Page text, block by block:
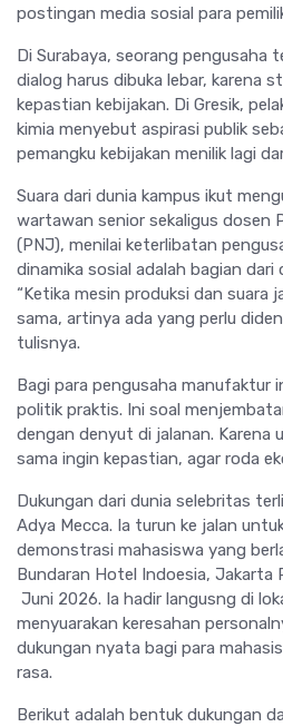
postingan media sosial para
Di Surabaya, seorang pengusaha
dialog harus dibuka lebar, karena
kepastian kebijakan. Di Gresik,
kimia menyebut aspirasi publik
pemangku kebijakan menilik lagi
Suara dari dunia kampus ikut
wartawan senior sekaligus dosen
(PNJ), menilai keterlibatan
dinamika sosial adalah bagian dari
“Ketika mesin produksi dan suara
sama, artinya ada yang perlu
tulisnya.
Bagi para pengusaha manufaktur
politik praktis. Ini soal
dengan denyut di jalanan. Karena
sama ingin kepastian, agar roda
Dukungan dari dunia selebritas
Adya Mecca. Ia turun ke jalan
demonstrasi mahasiswa yang
Bundaran Hotel Indoesia, Jakarta
Juni 2026. Ia hadir langusng di
menyuarakan keresahan
dukungan nyata bagi para
rasa.
Berikut adalah bentuk dukungan